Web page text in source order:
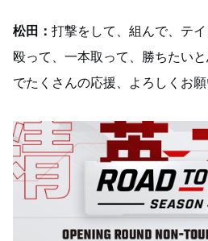
松田： 打撃をして、組んで、テ
殴って、一本取って、勝ちたい
でたくさんの応援、よろしくお願